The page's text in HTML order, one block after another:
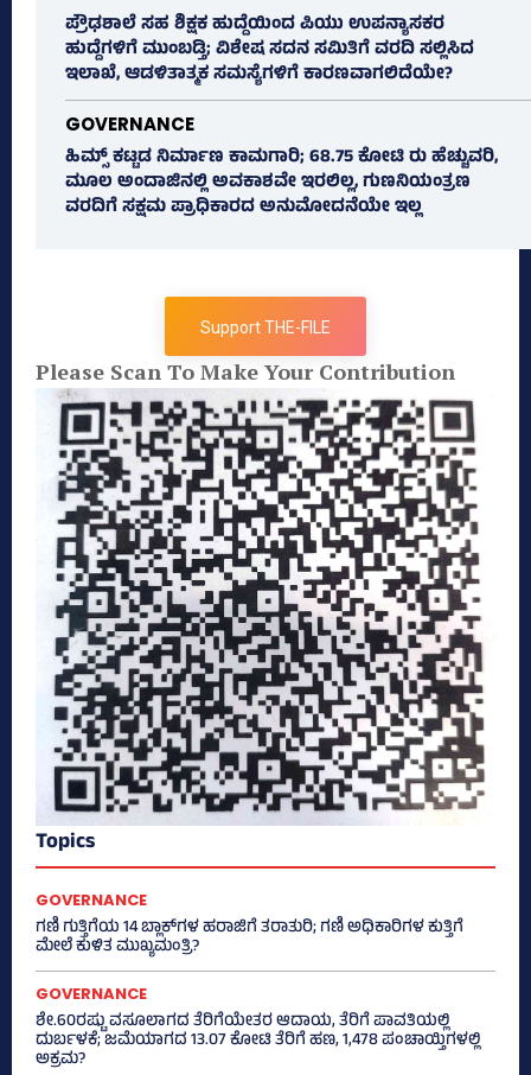
ಪ್ರೌಢಶಾಲೆ ಸಹ ಶಿಕ್ಷಕ ಹುದ್ದೆಯಿಂದ ಪಿಯು ಉಪನ್ಯಾಸಕರ
ಹುದ್ದೆಗಳಿಗೆ ಮುಂಬಡ್ತಿ; ವಿಶೇಷ ಸದನ ಸಮಿತಿಗೆ ವರದಿ ಸಲ್ಲಿಸಿದ
ಇಲಾಖೆ, ಆಡಳಿತಾತ್ಮಕ ಸಮಸ್ಯೆಗಳಿಗೆ ಕಾರಣವಾಗಲಿದೆಯೇ?
GOVERNANCE
ಹಿಮ್ಸ್‌ ಕಟ್ಟಡ ನಿರ್ಮಾಣ ಕಾಮಗಾರಿ; 68.75 ಕೋಟಿ ರು ಹೆಚ್ಚುವರಿ,
ಮೂಲ ಅಂದಾಜಿನಲ್ಲಿ ಅವಕಾಶವೇ ಇರಲಿಲ್ಲ, ಗುಣನಿಯಂತ್ರಣ
ವರದಿಗೆ ಸಕ್ಷಮ ಪ್ರಾಧಿಕಾರದ ಅನುಮೋದನೆಯೇ ಇಲ್ಲ
Support THE-FILE
Please Scan To Make Your Contribution
Topics
GOVERNANCE
ಗಣಿ ಗುತ್ತಿಗೆಯ 14 ಬ್ಲಾಕ್‌ಗಳ ಹರಾಜಿಗೆ ತರಾತುರಿ; ಗಣಿ ಅಧಿಕಾರಿಗಳ ಕುತ್ತಿಗೆ
ಮೇಲೆ ಕುಳಿತ ಮುಖ್ಯಮಂತ್ರಿ?
GOVERNANCE
ಶೇ.60ರಷ್ಟು ವಸೂಲಾಗದ ತೆರಿಗೆಯೇತರ ಆದಾಯ, ತೆರಿಗೆ ಪಾವತಿಯಲ್ಲಿ
ದುರ್ಬಳಕೆ; ಜಮೆಯಾಗದ 13.07 ಕೋಟಿ ತೆರಿಗೆ ಹಣ, 1,478 ಪಂಚಾಯ್ತಿಗಳಲ್ಲಿ
ಅಕ್ರಮ?